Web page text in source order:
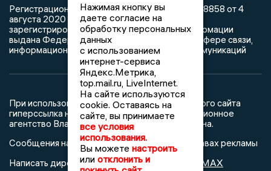
Регистрационный номер: серия Эл № ФС77-78858 от 4
августа 2020 г. согласно выписке из реестра
зарегистрированных средств массовой информации
выдана Федеральной службой по надзору в сфере связи,
информационных технологий и массовых коммуникаций
При использовании любого материала с данного сайта
гиперссылка на Сетевое издание «Информационное
агентство Владимирские новости» обязательна.
Сообщения на сером фоне размещены на правах рекламы
Написать директору в телеграм@mazov MAX
Нажимая кнопку вы
даете согласие на
обработку персональных
данных
с использованием
интернет-сервиса
Яндекс.Метрика,
top.mail.ru, LiveInternet.
На сайте используются
cookie. Оставаясь на
сайте, вы принимаете
все условия
использования.
Вы можете настроить
или отклонить и